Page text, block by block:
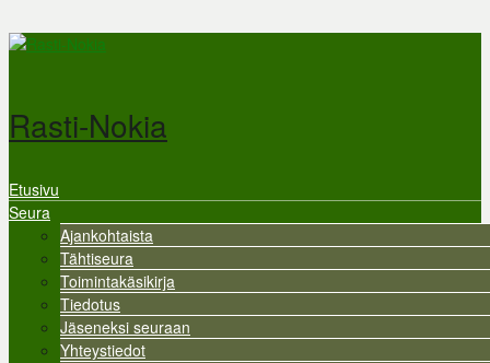
Hyppää pääsisältöön
Rasti-Nokia
Valikko
Etusivu
Seura
Ajankohtaista
Tähtiseura
Toimintakäsikirja
Tiedotus
Jäseneksi seuraan
Yhteystiedot